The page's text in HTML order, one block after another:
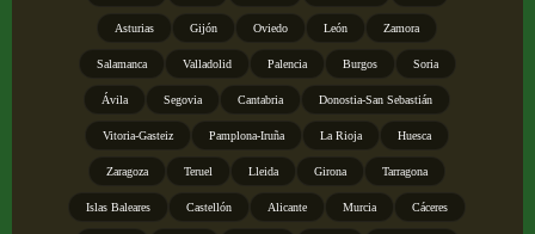
Asturias Gijón Oviedo León Zamora
Salamanca Valladolid Palencia Burgos Soria
Ávila Segovia Cantabria Donostia-San Sebastián
Vitoria-Gasteiz Pamplona-Iruña La Rioja Huesca
Zaragoza Teruel Lleida Girona Tarragona
Islas Baleares Castellón Alicante Murcia Cáceres